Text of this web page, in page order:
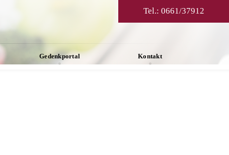
Gedenkportal Kontakt
Tel.: 0661/37912